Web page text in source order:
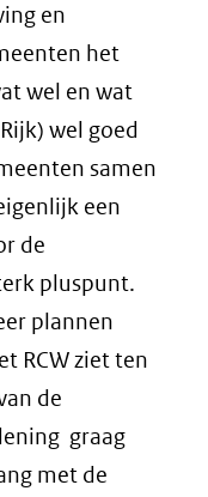
en
het
wel en wat
wel goed
samen
een
de
pluspunt.
plannen
RCW ziet ten
de
graag
met de